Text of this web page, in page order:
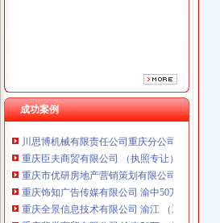
成功案例
重庆同济汽车设计有限公司 渝江25万 （工商注
重庆科发表面处理有限责任公司 渝北800万 （
重庆德谋生产力促进中心有限公司 渝大10万
重庆臣夫商贸有限公司 （执照专让）
重庆市优研房地产营销策划有限公司
重庆饰知广告传媒有限公司 渝中50万 （工商注
重庆全景信息技术有限公司 渝江 （工商注册）
重庆翡誉商贸有限公司 渝南50万 （工商注册）